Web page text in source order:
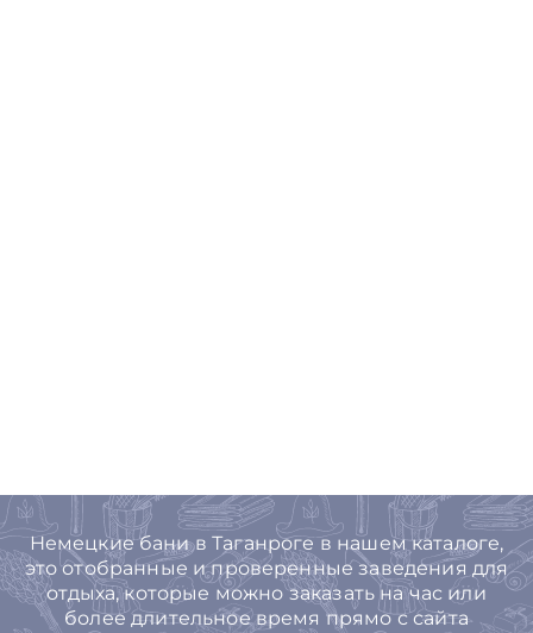
Немецкие бани в Таганроге в нашем каталоге,
это отобранные и проверенные заведения для
отдыха, которые можно заказать на час или
более длительное время прямо с сайта